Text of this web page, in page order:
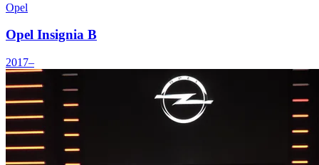
Opel
Opel Insignia B
2017–